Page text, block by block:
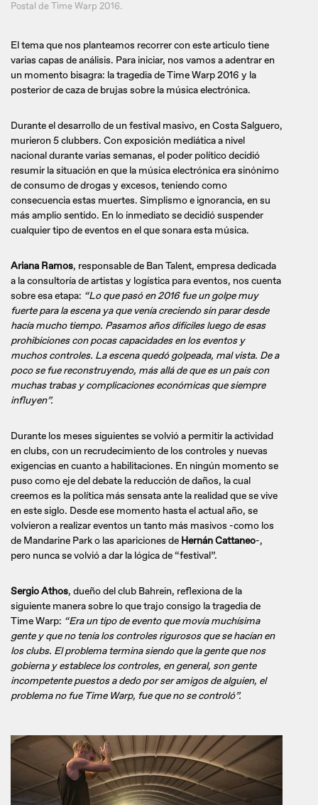
Postal de Time Warp 2016.
El tema que nos planteamos recorrer con este articulo tiene
varias capas de análisis. Para iniciar, nos vamos a adentrar en
un momento bisagra: la tragedia de Time Warp 2016 y la
posterior de caza de brujas sobre la música electrónica.
Durante el desarrollo de un festival masivo, en Costa Salguero,
murieron 5 clubbers. Con exposición mediática a nivel
nacional durante varias semanas, el poder político decidió
resumir la situación en que la música electrónica era sinónimo
de consumo de drogas y excesos, teniendo como
consecuencia estas muertes. Simplismo e ignorancia, en su
más amplio sentido. En lo inmediato se decidió suspender
cualquier tipo de eventos en el que sonara esta música.
Ariana Ramos, responsable de Ban Talent, empresa dedicada
a la consultoría de artistas y logística para eventos, nos cuenta
sobre esa etapa: “Lo que pasó en 2016 fue un golpe muy
fuerte para la escena ya que venía creciendo sin parar desde
hacía mucho tiempo. Pasamos años difíciles luego de esas
prohibiciones con pocas capacidades en los eventos y
muchos controles. La escena quedó golpeada, mal vista. De a
poco se fue reconstruyendo, más allá de que es un país con
muchas trabas y complicaciones económicas que siempre
influyen”.
Durante los meses siguientes se volvió a permitir la actividad
en clubs, con un recrudecimiento de los controles y nuevas
exigencias en cuanto a habilitaciones. En ningún momento se
puso como eje del debate la reducción de daños, la cual
creemos es la política más sensata ante la realidad que se vive
en este siglo. Desde ese momento hasta el actual año, se
volvieron a realizar eventos un tanto más masivos -como los
de Mandarine Park o las apariciones de Hernán Cattaneo-,
pero nunca se volvió a dar la lógica de “festival”.
Sergio Athos, dueño del club Bahrein, reflexiona de la
siguiente manera sobre lo que trajo consigo la tragedia de
Time Warp: “Era un tipo de evento que movía muchísima
gente y que no tenía los controles rigurosos que se hacían en
los clubs. El problema termina siendo que la gente que nos
gobierna y establece los controles, en general, son gente
incompetente puestos a dedo por ser amigos de alguien, el
problema no fue Time Warp, fue que no se controló”.